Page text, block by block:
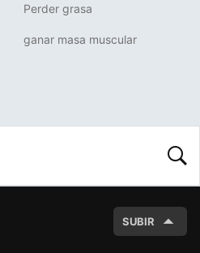
Perder grasa
ganar masa muscular
SUBIR